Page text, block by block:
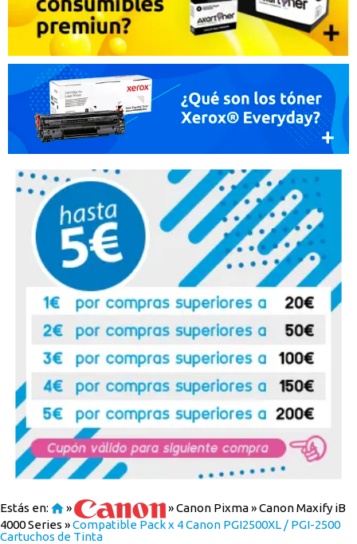
Estás en: » »Canon Pixma»Canon Maxify iB
4000 Series »Compatible Pack x 4 Canon PGI2500XL / PGI-2500
Cartuchos de Tinta